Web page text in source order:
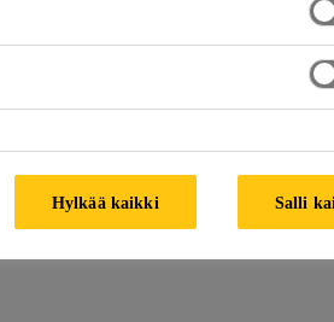
Hylkää kaikki Salli